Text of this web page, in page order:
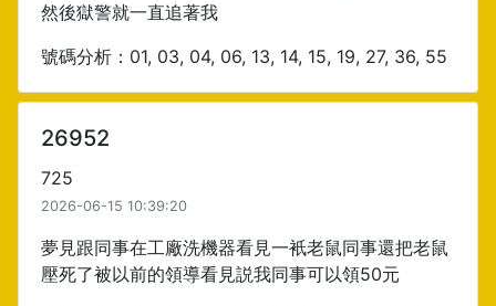
然後獄警就一直追著我
號碼分析：01, 03, 04, 06, 13, 14, 15, 19, 27, 36, 55
26952
725
2026-06-15 10:39:20
夢見跟同事在工廠洗機器看見一衹老鼠同事還把老鼠
壓死了被以前的領導看見説我同事可以領50元